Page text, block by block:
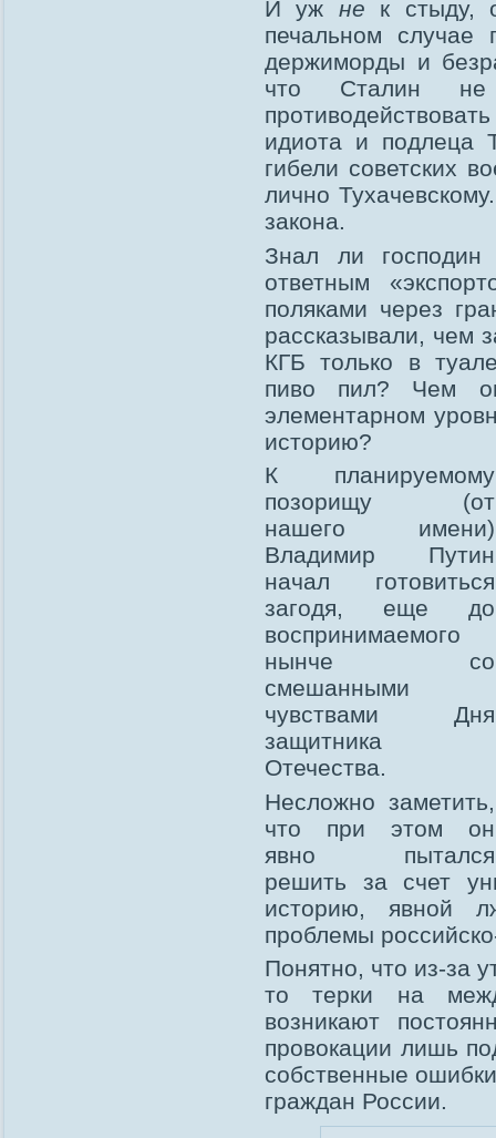
И уж не к стыду,
печальном случае
держиморды и
что Сталин не
идиота и подлеца
гибели советских
лично
закона.
Знал ли господин
ответным
поляками через
рассказывали, чем
КГБ только в
пиво пил? Чем
элементарном
историю?
К планируемому
позорищу (от
нашего имени)
Владимир Путин
начал готовиться
загодя, еще до
воспринимаемого
нынче со
смешанными
чувствами Дня
защитника
Отечества.
Несложно заметить,
что при этом он
явно пытался
решить за счет
историю, явной
проблемы
Понятно, что из-за
то терки на
возникают
провокации лишь
собственные
граждан России.